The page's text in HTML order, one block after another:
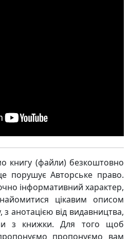
книгу (файли) безкоштовно
порушує Авторське право.
інформативний характер,
цікавим описом
з анотацією від видавництва,
з книжки. Для того щоб
пропонуємо вам